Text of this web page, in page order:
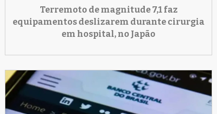
Terremoto de magnitude 7,1 faz
equipamentos deslizarem durante cirurgia
em hospital, no Japão